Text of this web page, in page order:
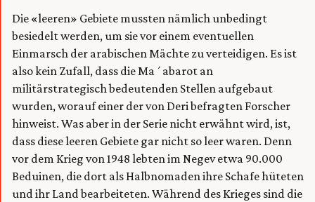
Die «leeren» Gebiete mussten nämlich unbedingt
besiedelt werden, um sie vor einem eventuellen
Einmarsch der arabischen Mächte zu verteidigen. Es ist
also kein Zufall, dass die Ma´abarot an
militärstrategisch bedeutenden Stellen aufgebaut
wurden, worauf einer der von Deri befragten Forscher
hinweist. Was aber in der Serie nicht erwähnt wird, ist,
dass diese leeren Gebiete gar nicht so leer waren. Denn
vor dem Krieg von 1948 lebten im Negev etwa 90.000
Beduinen, die dort als Halbnomaden ihre Schafe hüteten
und ihr Land bearbeiteten. Während des Krieges sind die